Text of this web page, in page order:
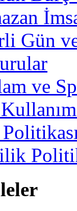
Gün
ve